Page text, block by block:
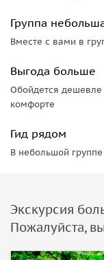
Группа
Вместе с вами в
Выгода больше
Обойдется дешевле
комфорте
Гид рядом
В небольшой
Экскурсия
Пожалуйста,